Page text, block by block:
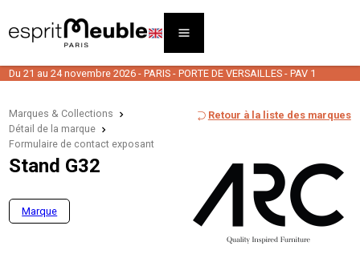
Du 21 au 24 novembre 2026 - PARIS - PORTE DE VERSAILLES - PAV 1
Marques & Collections
Détail de la marque
Formulaire de contact exposant
Retour à la liste des marques
Stand G32
Marque